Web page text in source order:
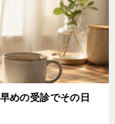
めの受診でその日